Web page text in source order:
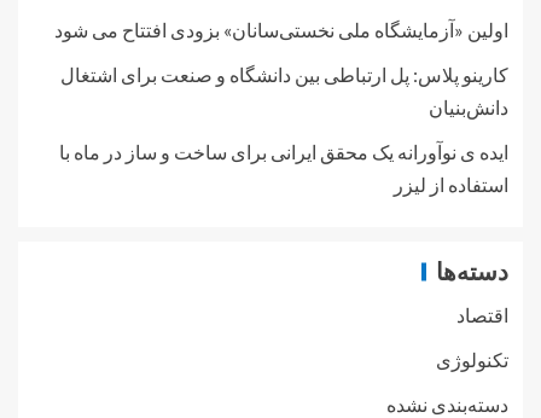
اولین «آزمایشگاه ملی نخستی‌سانان» بزودی افتتاح می شود
کارینو پلاس: پل ارتباطی بین دانشگاه و صنعت برای اشتغال
دانش‌بنیان
ایده ی نوآورانه یک محقق ایرانی برای ساخت و ساز در ماه با
استفاده از لیزر
دسته‌ها
اقتصاد
تکنولوژی
دسته‌بندی نشده